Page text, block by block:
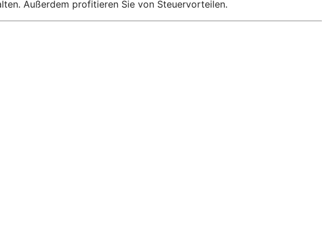
Außerdem profitieren Sie von Steuervorteilen.